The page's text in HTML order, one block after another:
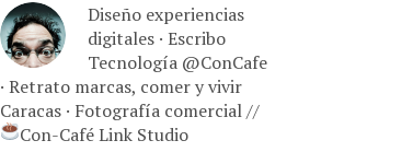
Diseño experiencias
digitales · Escribo
Tecnología @ConCafe
· Retrato marcas, comer y vivir
Caracas · Fotografía comercial //
Con-Café Link Studio